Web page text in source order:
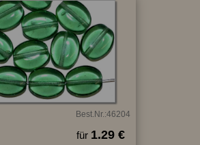
Best.Nr.:46204
für 1.29 €